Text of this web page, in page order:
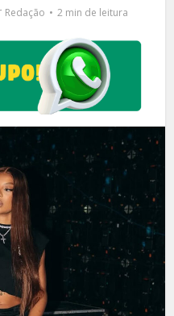
Redação 2 min de leitura